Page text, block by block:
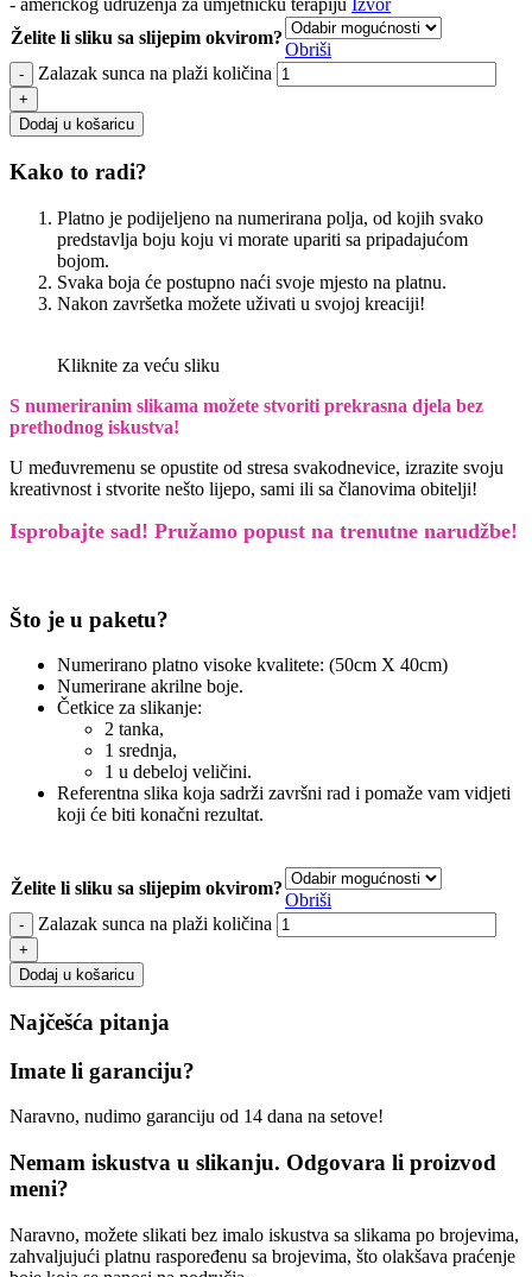
- američkog udruženja za umjetničku terapiju Izvor
Želite li sliku sa slijepim okvirom?
Obriši
Zalazak sunca na plaži količina
Dodaj u košaricu
Kako to radi?
Platno je podijeljeno na numerirana polja, od kojih svako
predstavlja boju koju vi morate upariti sa pripadajućom
bojom.
Svaka boja će postupno naći svoje mjesto na platnu.
Nakon završetka možete uživati u svojoj kreaciji!
Kliknite za veću sliku
S numeriranim slikama možete stvoriti prekrasna djela bez
prethodnog iskustva!
U međuvremenu se opustite od stresa svakodnevice, izrazite svoju
kreativnost i stvorite nešto lijepo, sami ili sa članovima obitelji!
Isprobajte sad! Pružamo popust na trenutne narudžbe!
Što je u paketu?
Numerirano platno visoke kvalitete: (50cm X 40cm)
Numerirane akrilne boje.
Četkice za slikanje:
2 tanka,
1 srednja,
1 u debeloj veličini.
Referentna slika koja sadrži završni rad i pomaže vam vidjeti
koji će biti konačni rezultat.
Želite li sliku sa slijepim okvirom?
Obriši
Zalazak sunca na plaži količina
Dodaj u košaricu
Najčešća pitanja
Imate li garanciju?
Naravno, nudimo garanciju od 14 dana na setove!
Nemam iskustva u slikanju. Odgovara li proizvod
meni?
Naravno, možete slikati bez imalo iskustva sa slikama po brojevima,
zahvaljujući platnu raspoređenu sa brojevima, što olakšava praćenje